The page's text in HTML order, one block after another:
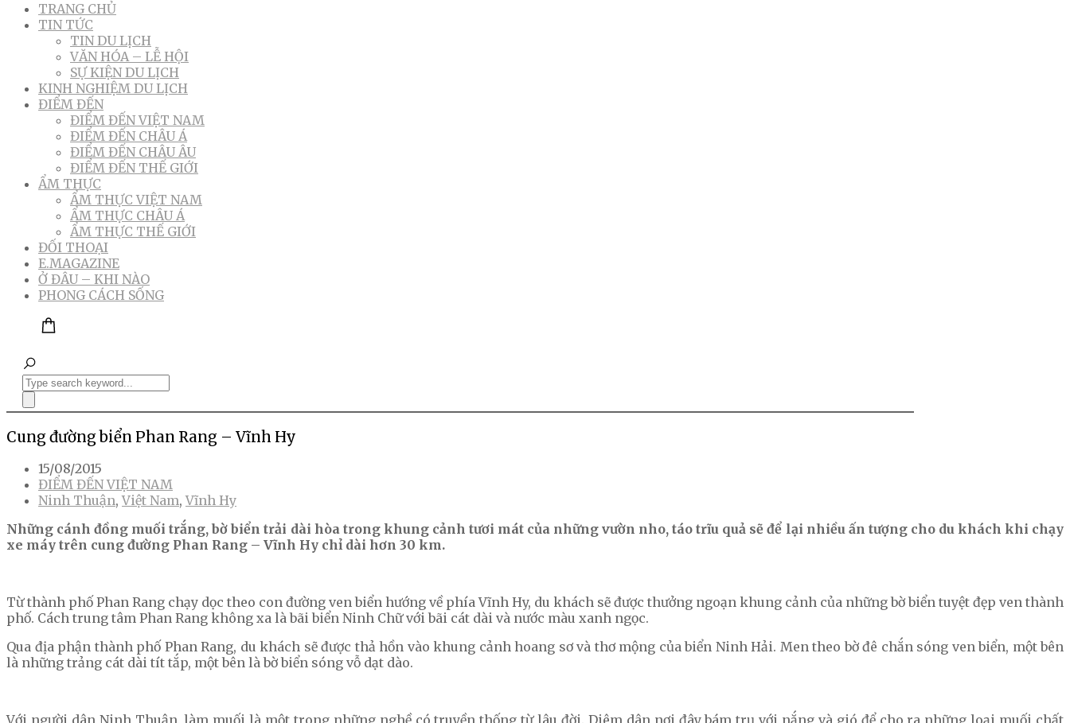
TRANG CHỦ
TIN TỨC
TIN DU LỊCH
VĂN HÓA – LỄ HỘI
SỰ KIỆN DU LỊCH
KINH NGHIỆM DU LỊCH
ĐIỂM ĐẾN
ĐIỂM ĐẾN VIỆT NAM
ĐIỂM ĐẾN CHÂU Á
ĐIỂM ĐẾN CHÂU ÂU
ĐIỂM ĐẾN THẾ GIỚI
ẨM THỰC
ẨM THỰC VIỆT NAM
ẨM THỰC CHÂU Á
ẨM THỰC THẾ GIỚI
ĐỐI THOẠI
E.MAGAZINE
Ở ĐÂU – KHI NÀO
PHONG CÁCH SỐNG
Cung đường biển Phan Rang – Vĩnh Hy
15/08/2015
ĐIỂM ĐẾN VIỆT NAM
Ninh Thuận,Việt Nam,Vĩnh Hy
Những cánh đồng muối trắng, bờ biển trải dài hòa trong khung cảnh tươi mát của những vườn nho, táo trĩu quả sẽ để lại nhiều ấn tượng cho du khách khi chạy
xe máy trên cung đường Phan Rang – Vĩnh Hy chỉ dài hơn 30 km.
Từ thành phố Phan Rang chạy dọc theo con đường ven biển hướng về phía Vĩnh Hy, du khách sẽ được thưởng ngoạn khung cảnh của những bờ biển tuyệt đẹp ven thành
phố. Cách trung tâm Phan Rang không xa là bãi biển Ninh Chữ với bãi cát dài và nước màu xanh ngọc.
Qua địa phận thành phố Phan Rang, du khách sẽ được thả hồn vào khung cảnh hoang sơ và thơ mộng của biển Ninh Hải. Men theo bờ đê chắn sóng ven biển, một bên
là những trảng cát dài tít tắp, một bên là bờ biển sóng vỗ dạt dào.